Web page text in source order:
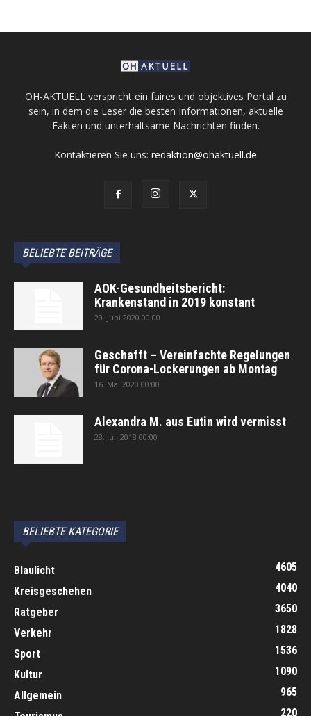
OH-AKTUELL verspricht ein faires und objektives Portal zu
sein, in dem die Leser die besten Informationen, aktuelle
Fakten und unterhaltsame Nachrichten finden.
Kontaktieren Sie uns: redaktion@ohaktuell.de
BELIEBTE BEITRÄGE
AOK-Gesundheitsbericht:
Krankenstand in 2019 konstant
20. Juni 2020 00:00
Geschafft – Vereinfachte Regelungen
für Corona-Lockerungen ab Montag
16. Mai 2020 00:00
Alexandra M. aus Eutin wird vermisst
28. Juli 2018 00:00
BELIEBTE KATEGORIE
Blaulicht
4605
Kreisgeschehen
4040
Ratgeber
3650
Verkehr
1828
Sport
1536
Kultur
1090
Allgemein
965
220